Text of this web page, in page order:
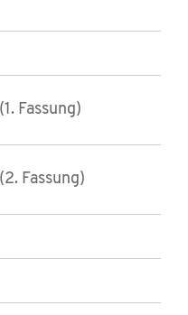
Fassung)
Fassung)